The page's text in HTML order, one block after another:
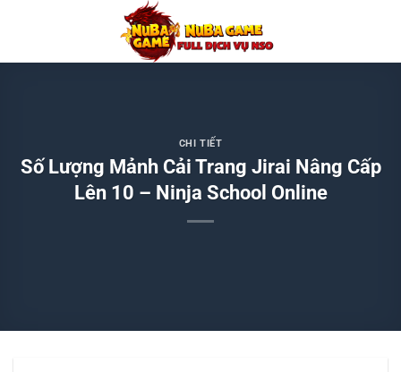
nội
CHI TIẾT
Số Lượng Mảnh Cải Trang Jirai Nâng Cấp
Lên 10 – Ninja School Online